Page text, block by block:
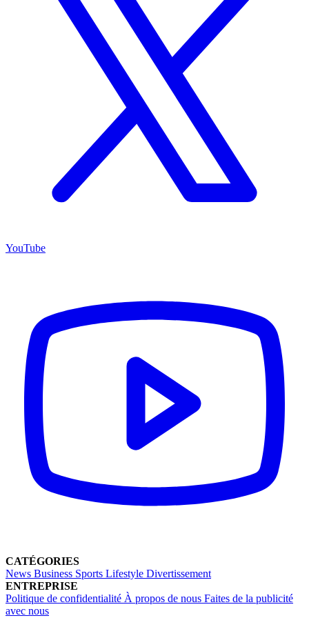
YouTube
CATÉGORIES
News Business Sports Lifestyle Divertissement
ENTREPRISE
Politique de confidentialité À propos de nous Faites de la publicité
avec nous